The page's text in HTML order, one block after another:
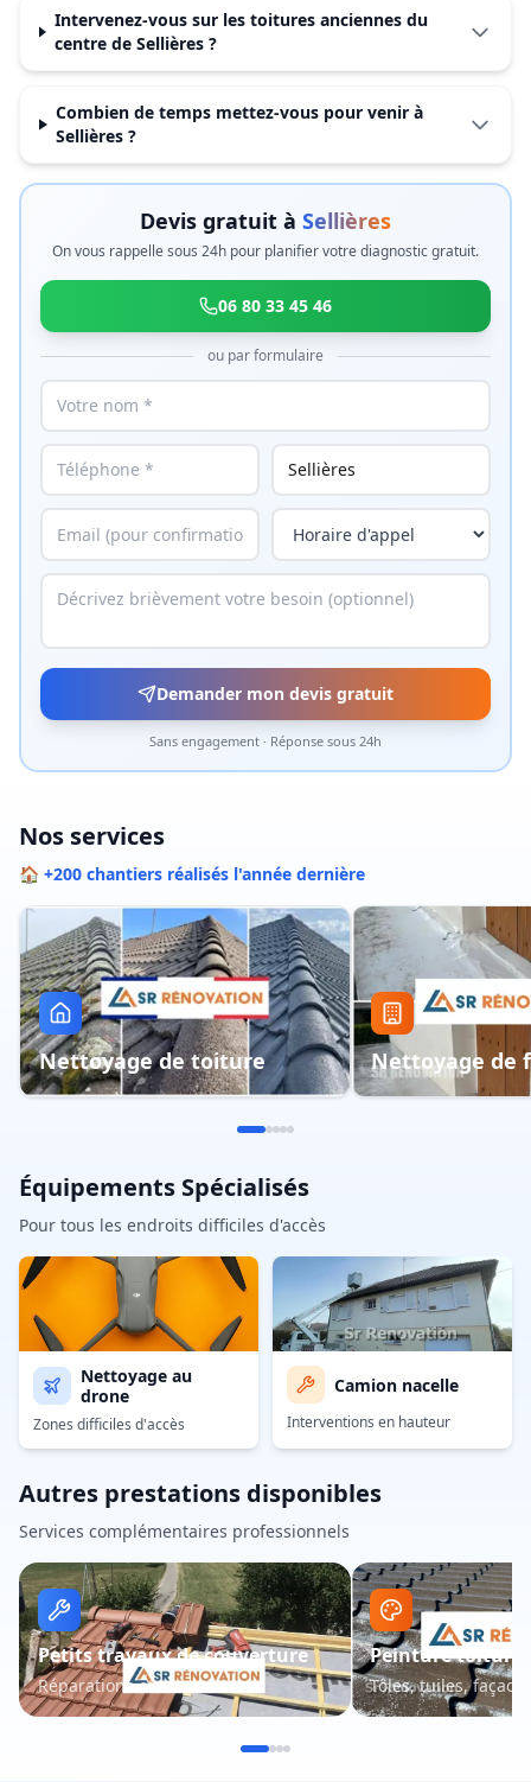
Intervenez-vous sur les toitures anciennes du
centre de Sellières ?
Combien de temps mettez-vous pour venir à
Sellières ?
Devis gratuit à Sellières
On vous rappelle sous 24h pour planifier votre diagnostic gratuit.
06 80 33 45 46
ou par formulaire
Demander mon devis gratuit
Sans engagement · Réponse sous 24h
Nos services
🏠 +200 chantiers réalisés l'année dernière
Nettoyage de toiture Nettoyage de
Équipements Spécialisés
Pour tous les endroits difficiles d'accès
Nettoyage au
drone
Zones difficiles d'accès
Camion nacelle
Interventions en hauteur
Autres prestations disponibles
Services complémentaires professionnels
Petits travaux de couverture
Réparations et entretien
Peinture toiture
Tôles, tuiles,